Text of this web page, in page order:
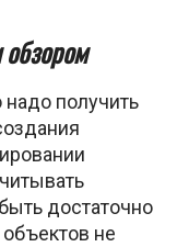
получить
достаточно
не